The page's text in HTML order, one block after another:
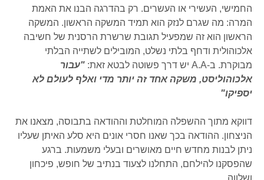
החמישי, העשירי או העשרים. רק בהדרגה הבנו את האמת
המרה: מה שגרם לנזק הוא תמיד המשקה הראשון. המשקה
הראשון הוא זה שמפעיל תגובת שרשרת הרסנית של חשיבה
אלכוהולית ודחף בלתי נשלט, המובילים לשתייה הבלתי
מבוקרת. ב-A.A יש דרך פשוטה לבטא זאת:
"עבור
אלכוהוליסט, משקה אחד זה יותר מדי ואלף לעולם לא
יספיקו"
דווקא מתוך ההשפלה המוחלטת וההודאה בתבוסה, מצאנו את
הניצחון. ההודאה בכך שאנו חסרי אונים היא סלע האיתן שעליו
ניתן לבנות מחדש חיים מאושרים ובעלי משמעות. ברגע
שהפסקנו להילחם, התחלנו לצעוד בנתיב של חופש, פיכחון
ושלווה